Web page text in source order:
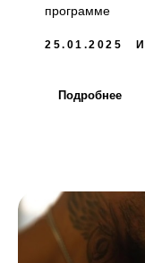
программе
25.01.2025
Подробнее